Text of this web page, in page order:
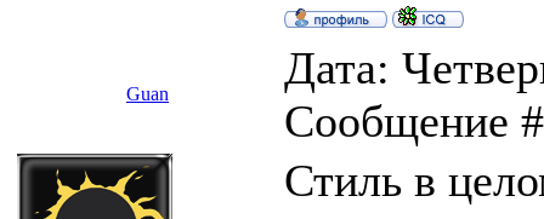
Guan
Дата:
Сообщение
Стиль в